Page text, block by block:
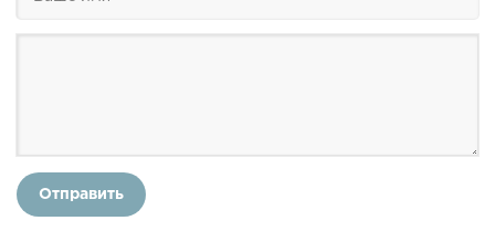
Отправить